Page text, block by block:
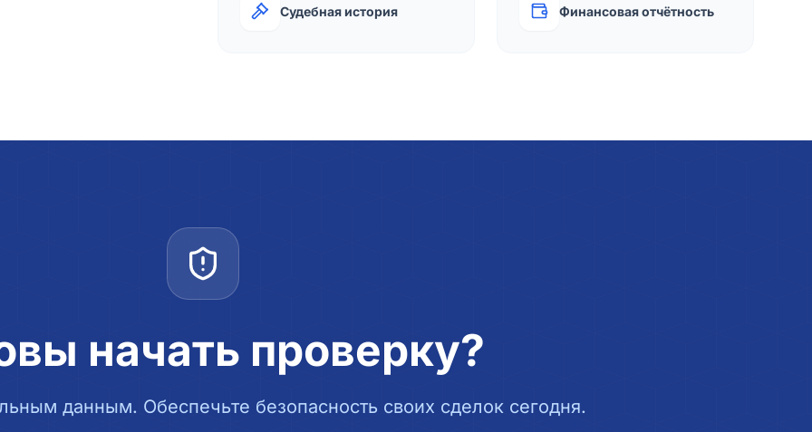
Судебная история Финансовая отчётность
начать проверку?
данным. Обеспечьте безопасность своих сделок сегодня.